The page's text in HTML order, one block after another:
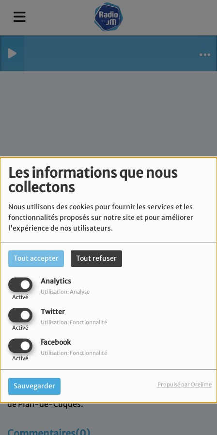
Les informations que nous
collectons
Nous utilisons des cookies pour fournir les services et les
fonctionnalités proposés sur notre site et pour améliorer
l'expérience de nos utilisateurs.
Tout accepter Tout refuser
Analytics
Activé
Utilisation: Analyse
Twitter
Activé
Utilisation: Fonctionnalité
Facebook
Activé
Utilisation: Fonctionnalité
Sauvegarder Propulsé par Orejime
L'invité politique -
Lundi 27 avril
Aujourd'hui, Elsa Charbit reçoit Laurent Simon,
de Plan-de-Cuques.